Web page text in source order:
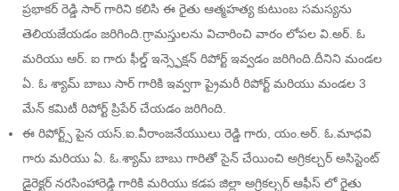
ప్రభాకర్ రెడ్డి సార్ గారిని కలిసి ఈ రైతు ఆత్మహత్య కుటుంబ సమస్యను
తెలియజేయడం జరిగింది.గ్రామస్తులను విచారించి వారం లోపల వి.అర్. ఓ
మరియు ఆర్. ఐ గారు ఫీల్డ్ ఇన్స్ఫెక్షన్ రిపోర్ట్ ఇవ్వడం జరిగింది.దీనిని మండల
ఏ. ఓ శ్యామ్ బాబు సార్ గారికి ఇవ్వగా ప్రైమరీ రిపోర్ట్ మరియు మండల 3
మేన్ కమిటీ రిపోర్ట్ ప్రిపేర్ చేయడం జరిగింది.
ఈ రిపోర్ట్స్ పైన యస్.ఐ.వీరాంజనేయుులు రెడ్డి గారు, యం.అర్. ఓ.మాధవి
గారు మరియు ఏ. ఓ.శ్యామ్ బాబు గారితో సైన్ చేయించి అగ్రికల్చర్ అసిస్టెంట్
డైరెక్టర్ నరసింహారెడ్డి గారికి మరియు కడప జిల్లా అగ్రికల్చర్ ఆఫీస్ లో రైతు